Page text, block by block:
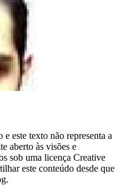
este texto não representa a
aberto às visões e
sob uma licença Creative
este conteúdo desde que